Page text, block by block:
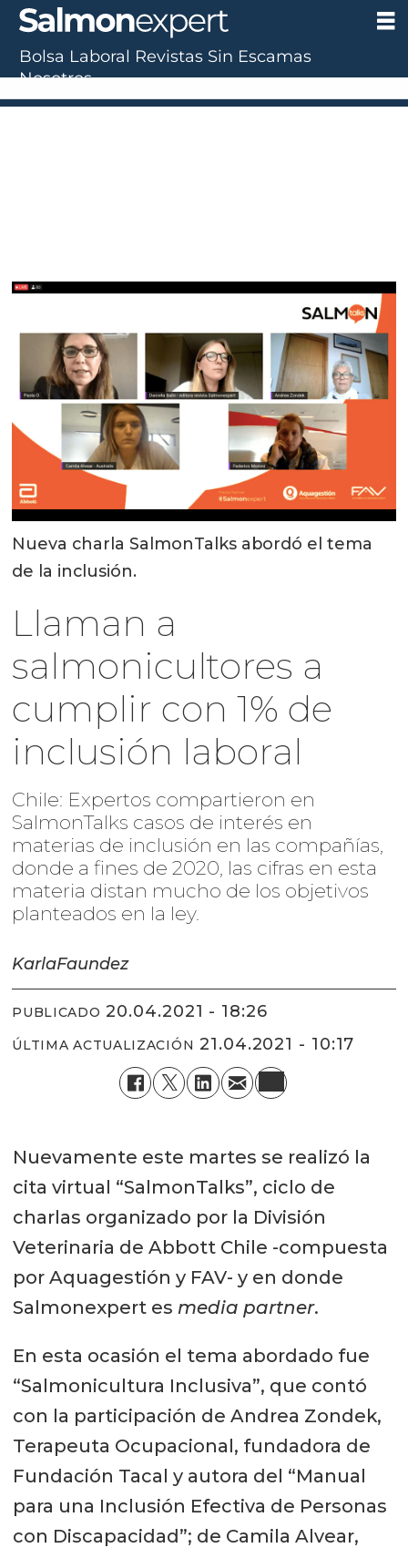
Nueva charla SalmonTalks abordó el tema
de la inclusión.
Llaman a
salmonicultores a
cumplir con 1% de
inclusión laboral
Chile: Expertos compartieron en
SalmonTalks casos de interés en
materias de inclusión en las compañías,
donde a fines de 2020, las cifras en esta
materia distan mucho de los objetivos
planteados en la ley.
KarlaFaundez
PUBLICADO 20.04.2021 - 18:26
ÚLTIMA ACTUALIZACIÓN 21.04.2021 - 10:17
Nuevamente este martes se realizó la
cita virtual “SalmonTalks”, ciclo de
charlas organizado por la División
Veterinaria de Abbott Chile -compuesta
por Aquagestión y FAV- y en donde
Salmonexpert es media partner.
En esta ocasión el tema abordado fue
“Salmonicultura Inclusiva”, que contó
con la participación de Andrea Zondek,
Terapeuta Ocupacional, fundadora de
Fundación Tacal y autora del “Manual
para una Inclusión Efectiva de Personas
con Discapacidad”; de Camila Alvear,
Bolsa Laboral Revistas Sin Escamas
Nosotros